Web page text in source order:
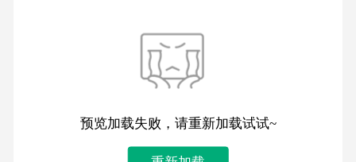
预览加载失败，请重新加载试试~